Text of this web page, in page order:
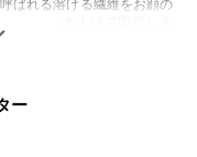
ばれる溶ける繊維をお顔の
から引き上げて固定しま
。また、稀に貧血、細菌感
、硬結、瘢痕化、色素沈
ー